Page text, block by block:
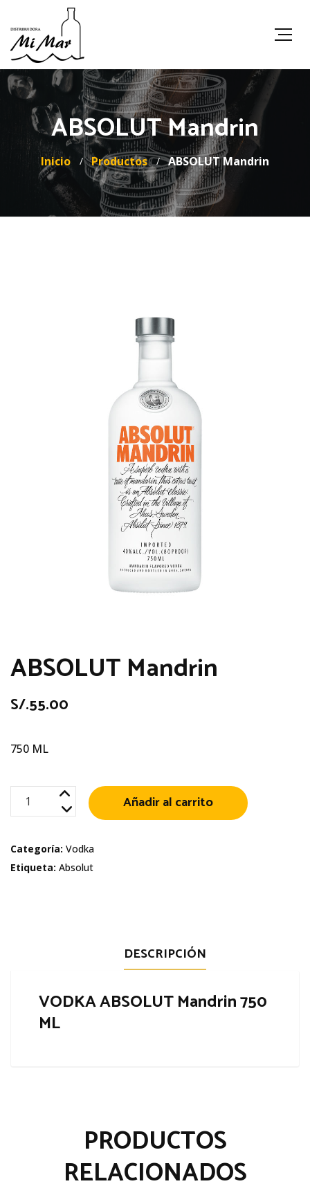
ABSOLUT Mandrin
Inicio Productos ABSOLUT Mandrin
ABSOLUT Mandrin
S/.55.00
750 ML
ABSOLUT
Mandrin
Añadir al carrito
Categoría: Vodka
Etiqueta: Absolut
DESCRIPCIÓN
VODKA ABSOLUT Mandrin 750
ML
PRODUCTOS
RELACIONADOS